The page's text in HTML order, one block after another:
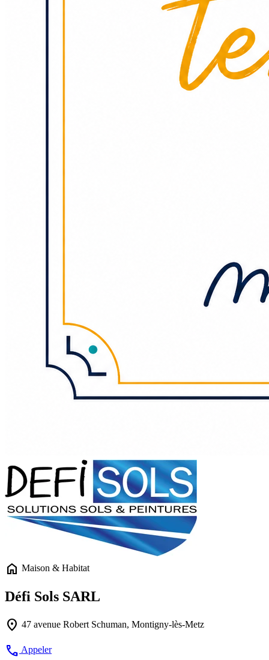
home Maison & Habitat
Défi Sols SARL
location_on 47 avenue Robert Schuman, Montigny-lès-Metz
call Appeler